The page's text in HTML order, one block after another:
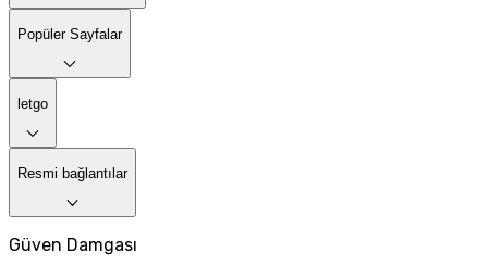
Popüler Sayfalar
letgo
Resmi bağlantılar
Güven Damgası